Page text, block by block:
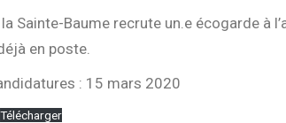
Sainte-Baume recrute un.e écogarde à
en poste.
: 15 mars 2020
Télécharger